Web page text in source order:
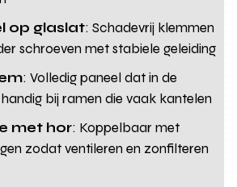
op glaslat: Schadevrij klemmen
schroeven met stabiele geleiding
: Volledig paneel dat in de
bij ramen die vaak kantelen
met hor: Koppelbaar met
zodat ventileren en zonfilteren